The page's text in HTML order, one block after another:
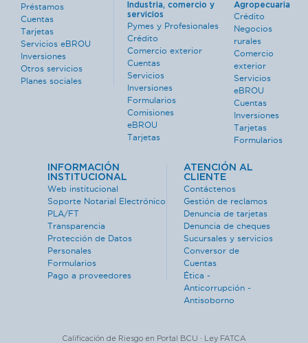
Préstamos
Cuentas
Tarjetas
Servicios eBROU
Inversiones
Otros servicios
Planes sociales
Industria, comercio y
servicios
Pymes y Profesionales
Crédito
Comercio exterior
Cuentas
Servicios
Inversiones
Formularios
Comisiones
eBROU
Tarjetas
Agropecuaria
Crédito
Negocios
rurales
Comercio
exterior
Servicios
eBROU
Cuentas
Inversiones
Tarjetas
Formularios
INFORMACIÓN
INSTITUCIONAL
Web institucional
Soporte Notarial Electrónico
PLA/FT
Transparencia
Protección de Datos
Personales
Formularios
Pago a proveedores
ATENCIÓN AL
CLIENTE
Contáctenos
Gestión de reclamos
Denuncia de tarjetas
Denuncia de cheques
Sucursales y servicios
Conversor de
Cuentas
Ética -
Anticorrupción -
Antisoborno
Calificación de Riesgo en Portal BCU · Ley FATCA